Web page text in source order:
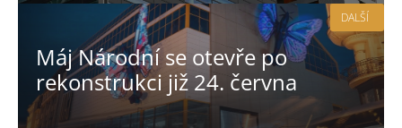
Máj Národní se otevře po
rekonstrukci již 24. června
DALŠÍ